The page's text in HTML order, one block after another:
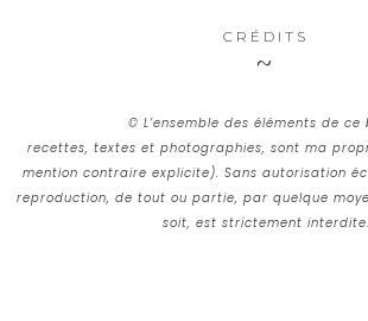
CRÉDITS
© L’ensemble des éléments de ce
recettes, textes et photographies, sont ma
mention contraire explicite). Sans autorisation
reproduction, de tout ou partie, par quelque
soit, est strictement interdite.